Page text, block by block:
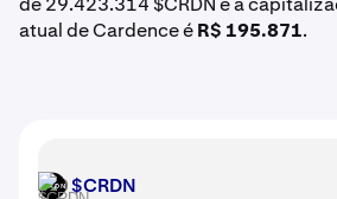
atual de Cardence éR$ 195.871.
$CRDN $CRDN